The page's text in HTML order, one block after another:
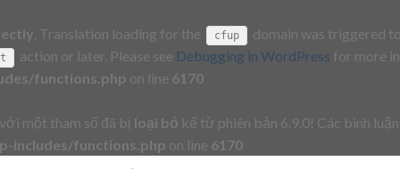
. Translation loading for the cfup
domain was triggered
action or later. Please see Debugging in WordPress for more
functions.php on line 6170
một tham số đã bị loại bỏ kể từ phiên bản 6.9.0! Các bình
includes/functions.php on line 6170